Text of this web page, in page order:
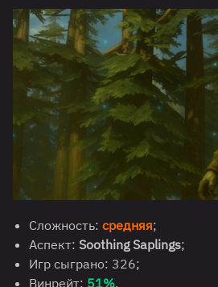
Сложность: средняя;
Аспект: Soothing Saplings;
Игр сыграно: 326;
Винрейт: 51%.